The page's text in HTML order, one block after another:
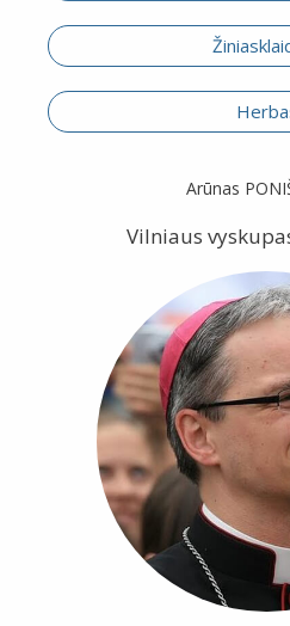
Arūnas
Vilniaus